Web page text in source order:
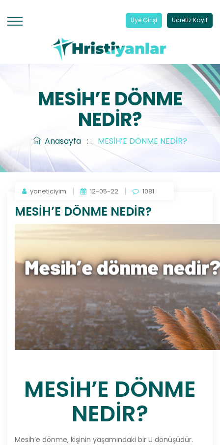
Üye Girişi Ücretiz Kayıt
MESİH’E DÖNME
NEDİR?
Anasayfa : : MESİH’E DÖNME NEDİR?
yoneticiyim 12-05-22 1081
MESİH’E DÖNME NEDİR?
MESİH’E DÖNME
NEDİR?
Mesih’e dönme, kişinin yaşamındaki bir U dönüşüdür.